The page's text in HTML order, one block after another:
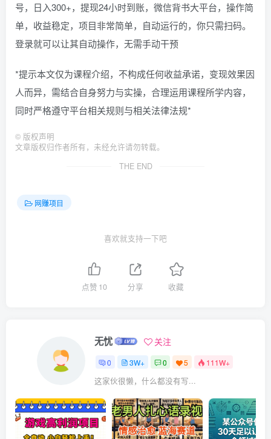
号，日入300+，提现24小时到账，微信背书大平台，操作简
单，收益稳定，项目非常简单，自动运行的，你只需扫码。
登录就可以让其自动操作，无需手动干预
*提示本文仅为课程介绍，不构成任何收益承诺，变现效果因
人而异，需结合自身努力与实操，合理运用课程所学内容，
同时严格遵守平台相关规则与相关法律法规*
© 版权声明
文章版权归作者所有，未经允许请勿转载。
THE END
网赚项目
喜欢就支持一下吧
点赞 10 分享 收藏
无忧 关注
0 3W+ 0 5 111W+
这家伙很懒，什么都没有写...